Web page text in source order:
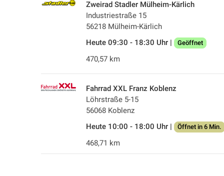
Zweirad Stadler Mülheim-Kärlich
Industriestraße 15
56218 Mülheim-Kärlich
Heute 09:30 - 18:30 Uhr |
Geöffnet
470,57 km
Fahrrad XXL Franz Koblenz
Löhrstraße 5-15
56068 Koblenz
Heute 10:00 - 18:00 Uhr |
Öffnet in 6 Min.
468,71 km